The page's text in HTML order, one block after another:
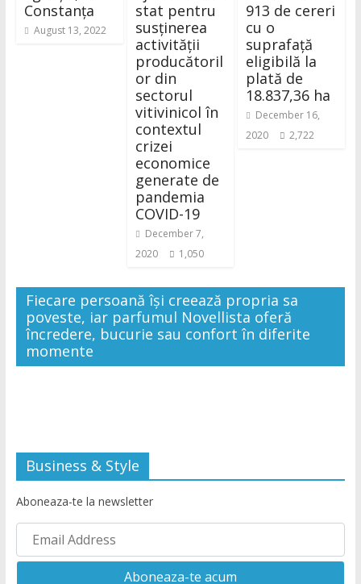
Constanța
August 13, 2022
stat pentru
susținerea
activității
producătoril
or din
sectorul
vitivinicol în
contextul
crizei
economice
generate de
pandemia
COVID-19
December 7,
2020
1,050
913 de cereri
cu o
suprafață
eligibilă la
plată de
18.837,36 ha
December 16,
2020
2,722
Fiecare persoană își creează propria sa
poveste, iar parfumul Novellista oferă
încredere, bucurie sau confort în diferite
momente
Business & Style
Aboneaza-te la newsletter